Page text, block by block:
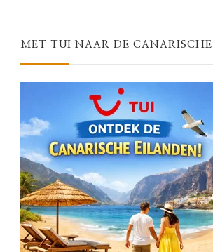
MET TUI NAAR DE